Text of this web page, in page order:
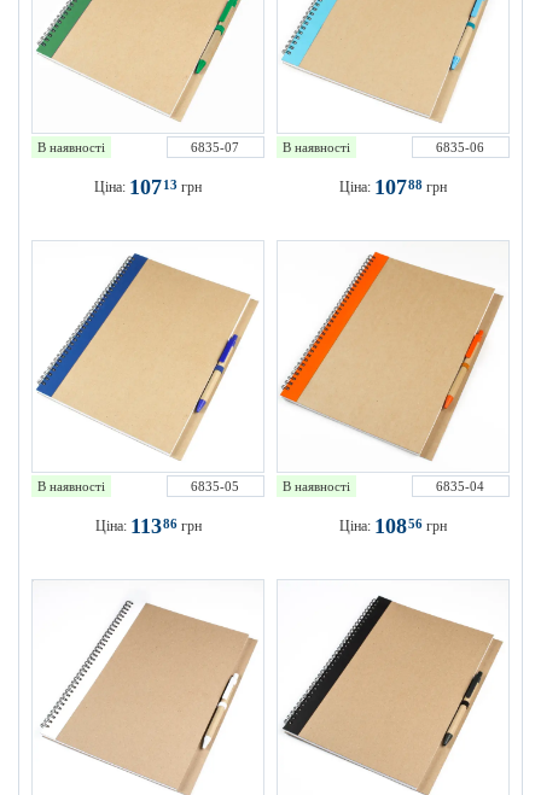
В наявності 6835-07
Ціна: 10713 грн
В наявності 6835-06
Ціна: 10788 грн
В наявності 6835-05
Ціна: 11386грн
В наявності 6835-04
Ціна: 10856 грн